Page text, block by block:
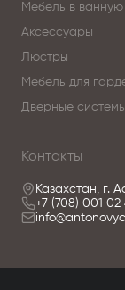
Мебель в ванную
Аксессуары
Люстры
Мебель для
Дверные системы
Контакты
Казахстан, г.
+7 (708) 001 02